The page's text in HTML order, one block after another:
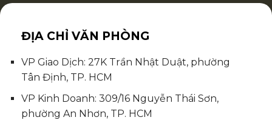
ĐỊA CHỈ VĂN PHÒNG
VP Giao Dịch: 27K Trần Nhật Duật, phường
Tân Định, TP. HCM
VP Kinh Doanh: 309/16 Nguyễn Thái Sơn,
phường An Nhơn, TP. HCM